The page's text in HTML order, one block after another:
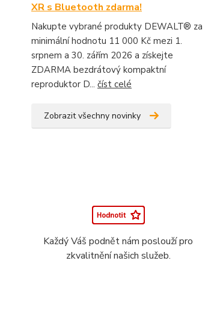
XR s Bluetooth zdarma!
Nakupte vybrané produkty DEWALT® za
minimální hodnotu 11 000 Kč mezi 1.
srpnem a 30. zářím 2026 a získejte
ZDARMA bezdrátový kompaktní
reproduktor D... číst celé
Zobrazit všechny novinky
Každý Váš podnět nám poslouží pro
zkvalitnění našich služeb.